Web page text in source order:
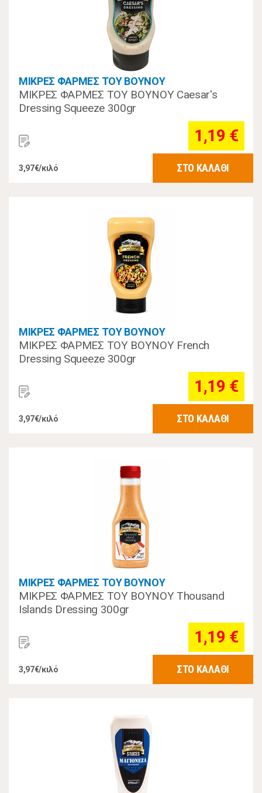
ΜΙΚΡΕΣ ΦΑΡΜΕΣ ΤΟΥ ΒΟΥΝΟΥ
ΜΙΚΡΕΣ ΦΑΡΜΕΣ ΤΟΥ ΒΟΥΝΟΥ Caesar's
Dressing Squeeze 300gr
1,19 €
3,97€/κιλό ΣΤΟ ΚΑΛΑΘΙ
ΜΙΚΡΕΣ ΦΑΡΜΕΣ ΤΟΥ ΒΟΥΝΟΥ
ΜΙΚΡΕΣ ΦΑΡΜΕΣ ΤΟΥ ΒΟΥΝΟΥ French
Dressing Squeeze 300gr
1,19 €
3,97€/κιλό ΣΤΟ ΚΑΛΑΘΙ
ΜΙΚΡΕΣ ΦΑΡΜΕΣ ΤΟΥ ΒΟΥΝΟΥ
ΜΙΚΡΕΣ ΦΑΡΜΕΣ ΤΟΥ ΒΟΥΝΟΥ Thousand
Islands Dressing 300gr
1,19 €
3,97€/κιλό ΣΤΟ ΚΑΛΑΘΙ